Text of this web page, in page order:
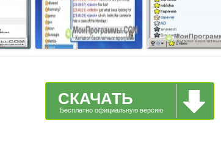
СКАЧАТЬ
Бесплатно официальную версию